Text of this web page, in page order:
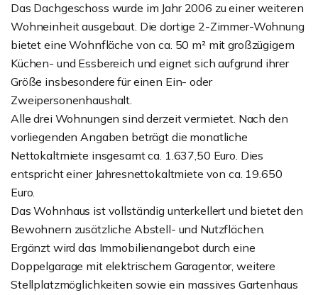
Das Dachgeschoss wurde im Jahr 2006 zu einer weiteren
Wohneinheit ausgebaut. Die dortige 2-Zimmer-Wohnung
bietet eine Wohnfläche von ca. 50 m² mit großzügigem
Küchen- und Essbereich und eignet sich aufgrund ihrer
Größe insbesondere für einen Ein- oder
Zweipersonenhaushalt.
Alle drei Wohnungen sind derzeit vermietet. Nach den
vorliegenden Angaben beträgt die monatliche
Nettokaltmiete insgesamt ca. 1.637,50 Euro. Dies
entspricht einer Jahresnettokaltmiete von ca. 19.650
Euro.
Das Wohnhaus ist vollständig unterkellert und bietet den
Bewohnern zusätzliche Abstell- und Nutzflächen.
Ergänzt wird das Immobilienangebot durch eine
Doppelgarage mit elektrischem Garagentor, weitere
Stellplatzmöglichkeiten sowie ein massives Gartenhaus